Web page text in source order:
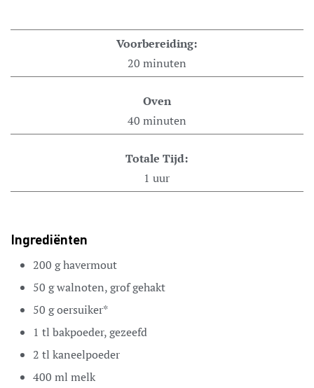
Voorbereiding:
20 minuten
Oven
40 minuten
Totale Tijd:
1 uur
Ingrediënten
200 ghavermout
50 gwalnoten,grof gehakt
50 goersuiker*
1 tl bakpoeder,gezeefd
2 tl kaneelpoeder
400 ml melk